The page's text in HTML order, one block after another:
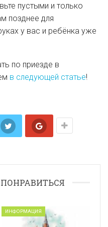
пустыми и только
позднее для
у вас и ребёнка уже
по приезде в
в следующей статье!
ИНФОРМАЦИЯ